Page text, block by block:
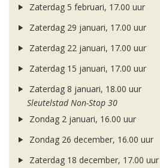
Zaterdag 5 februari, 17.00 uur
Zaterdag 29 januari, 17.00 uur
Zaterdag 22 januari, 17.00 uur
Zaterdag 15 januari, 17.00 uur
Zaterdag 8 januari, 18.00 uur
Sleutelstad Non-Stop 30
Zondag 2 januari, 16.00 uur
Zondag 26 december, 16.00 uur
Zaterdag 18 december, 17.00 uur